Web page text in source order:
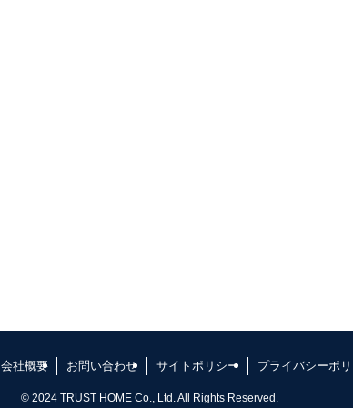
会社概要 お問い合わせ サイトポリシー プライバシーポ
©2024 TRUST HOME Co., Ltd. All Rights Reserved.